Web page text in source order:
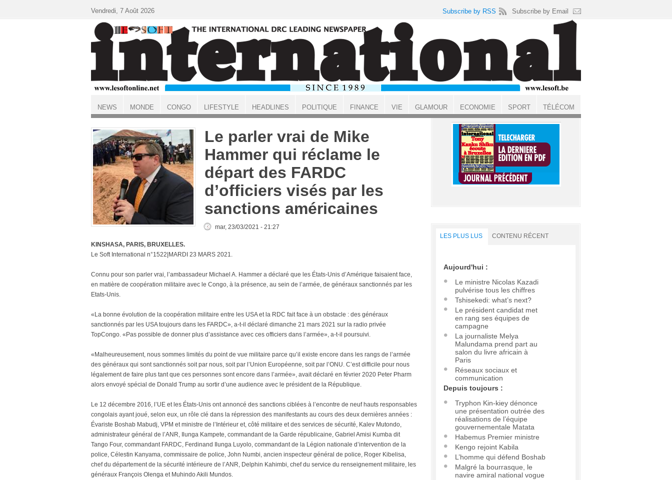
ACCUEIL
Le parler vrai de Mike
Hammer qui réclame le
départ des FARDC
d’officiers visés par les
sanctions américaines
mar, 23/03/2021 - 21:27
KINSHASA, PARIS, BRUXELLES.
Le Soft International n°1522|MARDI 23 MARS 2021.
Connu pour son parler vrai, l’ambassadeur Michael A. Hammer a déclaré que les États-Unis d’Amérique faisaient face,
en matière de coopération militaire avec le Congo, à la présence, au sein de l’armée, de généraux sanctionnés par les
Etats-Unis.
«La bonne évolution de la coopération militaire entre les USA et la RDC fait face à un obstacle : des généraux
sanctionnés par les USA toujours dans les FARDC», a-t-il déclaré dimanche 21 mars 2021 sur la radio privée
TopCongo. «Pas possible de donner plus d’assistance avec ces officiers dans l’armée», a-t-il poursuivi.
«Malheureusement, nous sommes limités du point de vue militaire parce qu’il existe encore dans les rangs de l’armée
des généraux qui sont sanctionnés soit par nous, soit par l’Union Européenne, soit par l’ONU. C’est difficile pour nous
légalement de faire plus tant que ces personnes sont encore dans l’armée», avait déclaré en février 2020 Peter Pharm
alors envoyé spécial de Donald Trump au sortir d’une audience avec le président de la République.
Le 12 décembre 2016, l’UE et les États-Unis ont annoncé des sanctions ciblées à l’encontre de neuf hauts responsables
congolais ayant joué, selon eux, un rôle clé dans la répression des manifestants au cours des deux dernières années :
Évariste Boshab Mabudj, VPM et ministre de l’Intérieur et, côté militaire et des services de sécurité, Kalev Mutondo,
administrateur général de l’ANR, Ilunga Kampete, commandant de la Garde républicaine, Gabriel Amisi Kumba dit
Tango Four, commandant FARDC, Ferdinand Ilunga Luyolo, commandant de la Légion nationale d’intervention de la
police, Célestin Kanyama, commissaire de police, John Numbi, ancien inspecteur général de police, Roger Kibelisa,
chef du département de la sécurité intérieure de l’ANR, Delphin Kahimbi, chef du service du renseignement militaire, les
généraux François Olenga et Muhindo Akili Mundos.
LES PLUS LUS CONTENU RÉCENT
Aujourd'hui :
Le ministre Nicolas Kazadi
pulvérise tous les chiffres
Tshisekedi: what’s next?
Le président candidat met
en rang ses équipes de
campagne
La journaliste Melya
Malundama prend part au
salon du livre africain à
Paris
Réseaux sociaux et
communication
Depuis toujours :
Tryphon Kin-kiey dénonce
une présentation outrée des
réalisations de l’équipe
gouvernementale Matata
Habemus Premier ministre
Kengo rejoint Kabila
L’homme qui défend Boshab
Malgré la bourrasque, le
navire amiral national vogue
Vendredi, 7 Août 2026 Subscribe by RSS Subscribe by Email
NEWS MONDE CONGO LIFESTYLE HEADLINES POLITIQUE FINANCE VIE GLAMOUR ECONOMIE SPORT TÉLÉCOM